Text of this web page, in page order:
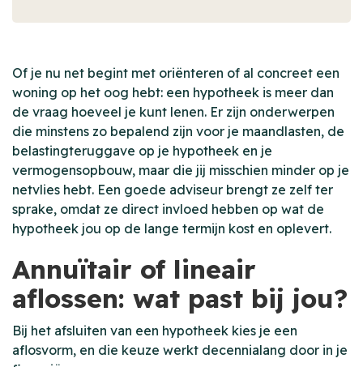
Of je nu net begint met oriënteren of al concreet een
woning op het oog hebt: een hypotheek is meer dan
de vraag hoeveel je kunt lenen. Er zijn onderwerpen
die minstens zo bepalend zijn voor je maandlasten, de
belastingteruggave op je hypotheek en je
vermogensopbouw, maar die jij misschien minder op je
netvlies hebt. Een goede adviseur brengt ze zelf ter
sprake, omdat ze direct invloed hebben op wat de
hypotheek jou op de lange termijn kost en oplevert.
Annuïtair of lineair
aflossen: wat past bij jou?
Bij het afsluiten van een hypotheek kies je een
aflosvorm, en die keuze werkt decennialang door in je